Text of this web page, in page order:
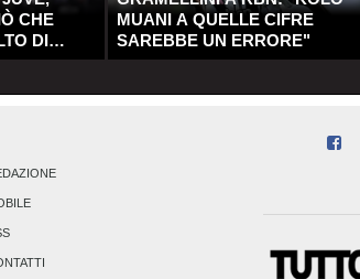
CHE
DI
MUANI A QUELLE CIFRE
SAREBBE UN ERRORE"